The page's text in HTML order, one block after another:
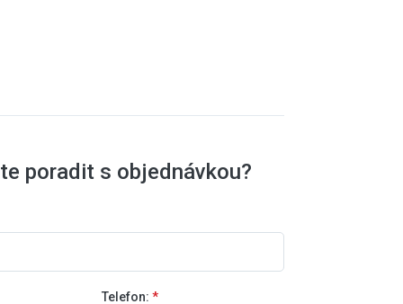
poradit s objednávkou?
Telefon: *